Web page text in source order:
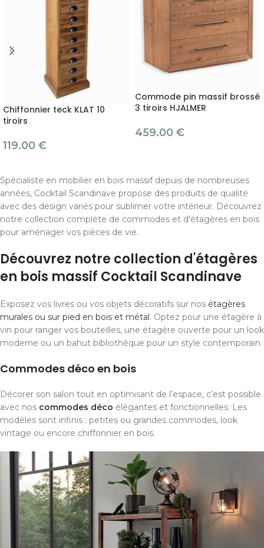
Chiffonnier teck KLAT 10
tiroirs
119.00 €
Commode pin massif brossé
3 tiroirs HJALMER
459.00 €
Spécialiste en mobilier en bois massif depuis de nombreuses
années, Cocktail Scandinave propose des produits de qualité
avec des design variés pour sublimer votre intérieur. Découvrez
notre collection complète de commodes et d'étagères en bois
pour aménager vos pièces de vie.
Découvrez notre collection d'étagères
en bois massif Cocktail Scandinave
Exposez vos livres ou vos objets décoratifs sur nos étagères
murales ou sur pied en bois et métal. Optez pour une étagère à
vin pour ranger vos bouteilles, une étagère ouverte pour un look
moderne ou un bahut bibliothèque pour un style contemporain.
Commodes déco en bois
Décorer son salon tout en optimisant de l’espace, c’est possible
avec nos commodes déco élégantes et fonctionnelles. Les
modèles sont infinis : petites ou grandes commodes, look
vintage ou encore chiffonnier en bois.